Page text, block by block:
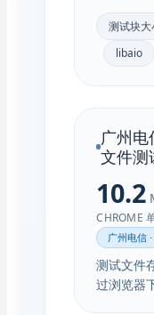
测试块大
libaio
广州电
文件测
10.2
CHROME
广州电信
测试文件
过浏览器